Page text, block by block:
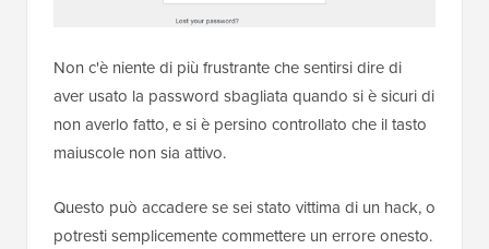
Non c'è niente di più frustrante che sentirsi dire di
aver usato la password sbagliata quando si è sicuri di
non averlo fatto, e si è persino controllato che il tasto
maiuscole non sia attivo.
Questo può accadere se sei stato vittima di un hack, o
potresti semplicemente commettere un errore onesto.